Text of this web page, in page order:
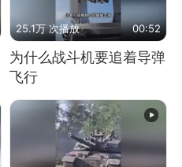
25.1万 次播放 00:52
为什么战斗机要追着导弹
飞行